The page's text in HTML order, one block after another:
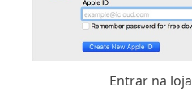
Entrar na